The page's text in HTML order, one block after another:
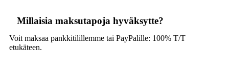
Millaisia ​​maksutapoja hyväksytte?
Voit maksaa pankkitilillemme tai PayPalille: 100% T/T
etukäteen.